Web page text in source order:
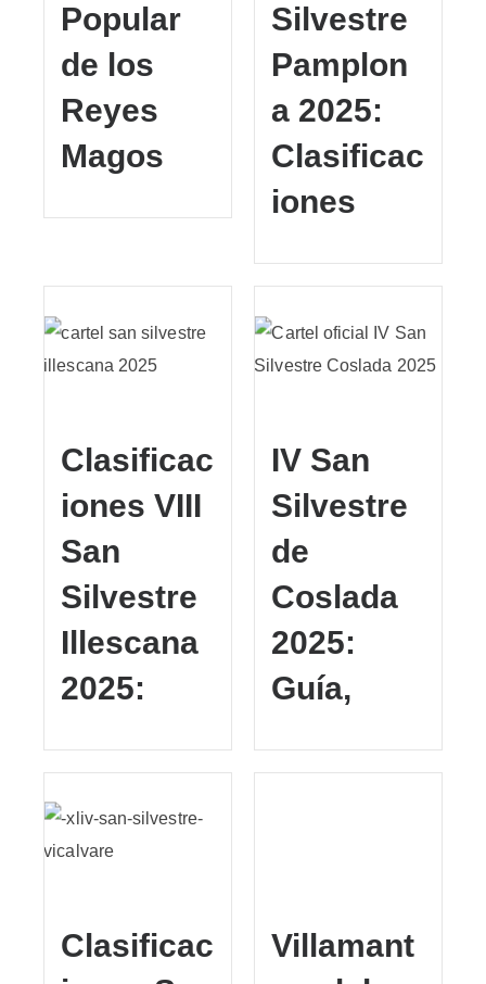
Popular
de los
Reyes
Magos
Silvestre
Pamplon
a 2025:
Clasificac
iones
Clasificac
iones VIII
San
Silvestre
Illescana
2025:
IV San
Silvestre
de
Coslada
2025:
Guía,
Clasificac
Villamant